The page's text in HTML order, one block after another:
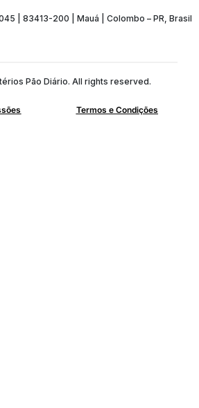
| 83413-200 | Mauá | Colombo – PR, Brasil
Pão Diário. All rights reserved.
Termos e Condições